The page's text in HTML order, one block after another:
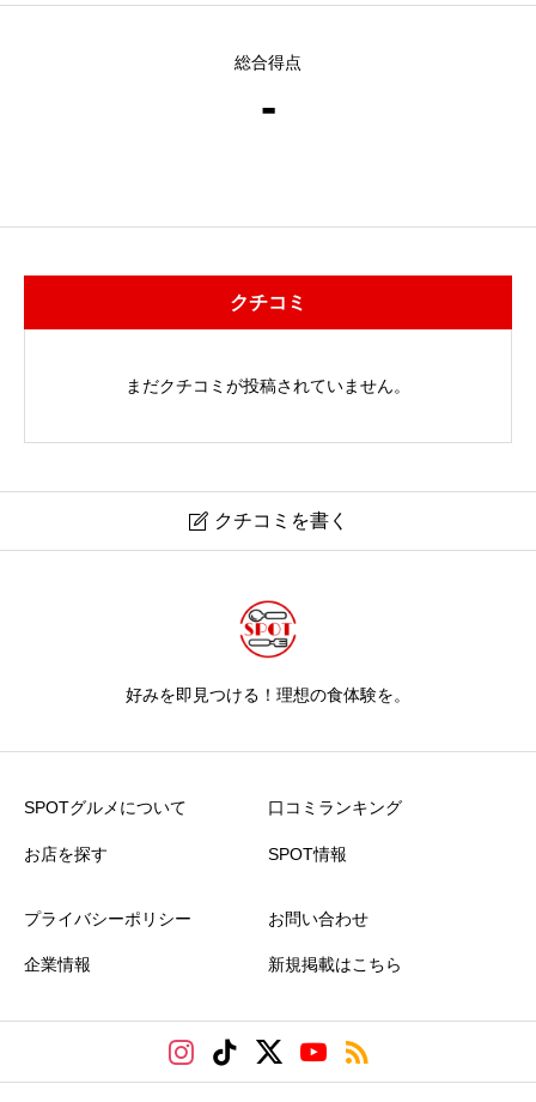
総合得点
-
クチコミ
まだクチコミが投稿されていません。
 クチコミを書く
好みを即見つける！理想の食体験を。
SPOTグルメについて
お店を探す
口コミランキング
SPOT情報
プライバシーポリシー
企業情報
お問い合わせ
新規掲載はこちら